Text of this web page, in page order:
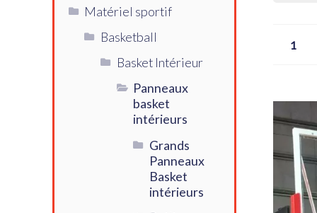
1
Matériel sportif
Basketball
Basket Intérieur
Panneaux
basket
intérieurs
Grands
Panneaux
Basket
intérieurs